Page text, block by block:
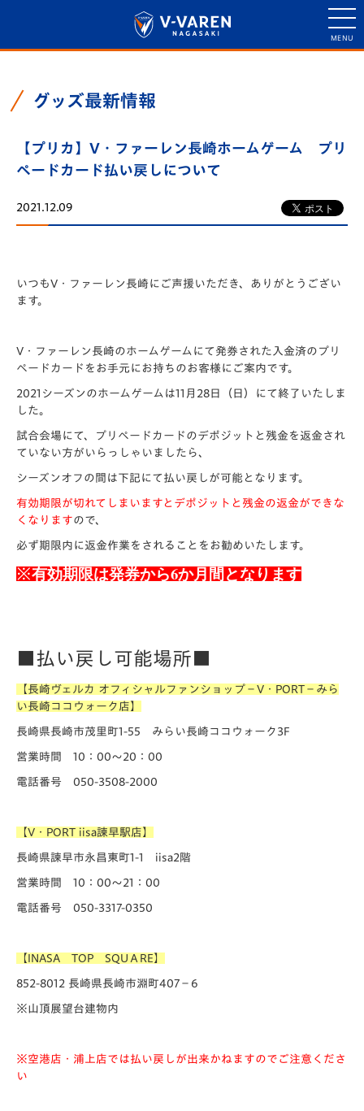
グッズ最新情報
【プリカ】V・ファーレン長崎ホームゲーム プリ
ペードカード払い戻しについて
2021.12.09
いつもV・ファーレン長崎にご声援いただき、ありがとうござい
ます。
V・ファーレン長崎のホームゲームにて発券された入金済のプリ
ペードカードをお手元にお持ちのお客様にご案内です。
2021シーズンのホームゲームは11月28日（日）にて終了いたしま
した。
試合会場にて、プリペードカードのデポジットと残金を返金され
ていない方がいらっしゃいましたら、
シーズンオフの間は下記にて払い戻しが可能となります。
有効期限が切れてしまいますとデポジットと残金の返金ができな
くなりますので、
必ず期限内に返金作業をされることをお勧めいたします。
※有効期限は発券から6か月間となります
■払い戻し可能場所■
【長崎ヴェルカ オフィシャルファンショップ－V・PORT－みら
い長崎ココウォーク店】
長崎県長崎市茂里町1-55 みらい長崎ココウォーク3F
営業時間 10：00～20：00
電話番号 050-3508-2000
【V・PORT iisa諫早駅店】
長崎県諫早市永昌東町1-1 iisa2階
営業時間 10：00～21：00
電話番号 050-3317-0350
【INASA TOP SQUＡRE】
852-8012 長崎県長崎市淵町407−6
※山頂展望台建物内
※空港店・浦上店では払い戻しが出来かねますのでご注意くださ
い